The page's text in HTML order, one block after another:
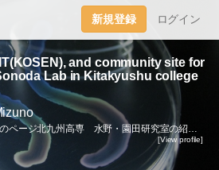
新規登録 ログイン
and community site for
Lab in Kitakyushu college
水野康平 博士のページ北九州高専 水野・園田研究室の紹介（2012〜2022）ニュース、微生物の研究活動、研究室のイベント、学会活動、共同研究者、卒業生など。Introduction of Dr Kouhei Mizuno’s research, and records of the activity of Lab at Kitakyushu National College (2012-2022).Researches on microorganisms, lab events, conferences, alumni, collaborators, etc.Join our community!Linkshttps://twitter.com/miz91937370https://www.facebook.com/kouhei.mizuno.39https://researchmap.jp/read0072298
[View profile]